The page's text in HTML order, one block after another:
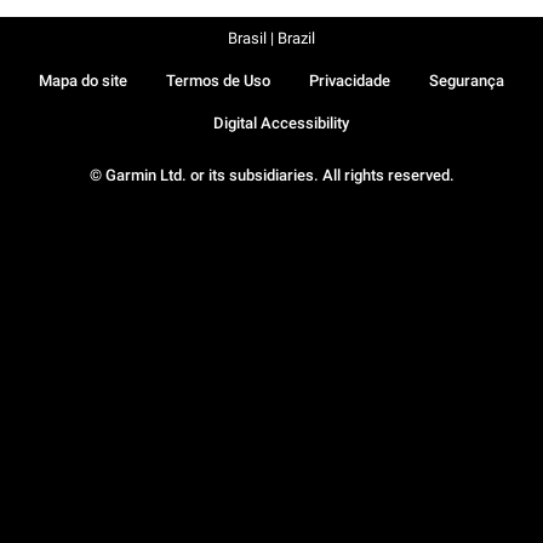
© Garmin Ltd. or its subsidiaries. All rights reserved.
Mapa do site Termos de Uso Privacidade Segurança
Digital Accessibility
Brasil | Brazil